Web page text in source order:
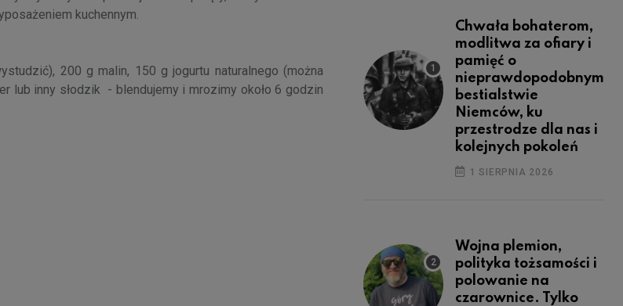
kuchennym.
200 g malin, 150 g jogurtu naturalnego (można
lub inny słodzik - blendujemy i mrozimy około 6 godzin
Chwała bohaterom,
modlitwa za ofiary i
pamięć o
nieprawdopodobnym
bestialstwie
Niemców, ku
przestrodze dla nas i
kolejnych pokoleń
1 SIERPNIA 2026
Wojna plemion,
polityka tożsamości i
polowanie na
czarownice. Tylko